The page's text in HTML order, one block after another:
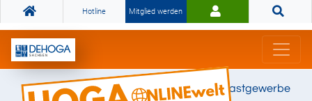
Hotline Mitglied werden
Gemeinsam stark für das Gastgewerbe